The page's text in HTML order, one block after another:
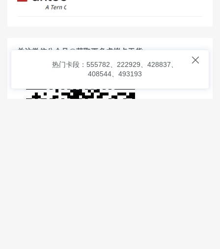
关注微信公众号@获取更多虚拟卡干货

热门卡段：555782、222929、428837、
408544、493193